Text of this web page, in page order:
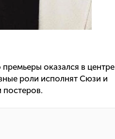
оказался в центре
роли исполнят Сюзи и
постеров.